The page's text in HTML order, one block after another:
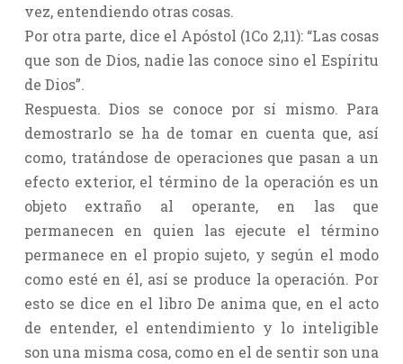
vez, entendiendo otras cosas.
Por otra parte, dice el Apóstol (1Co 2,11): “Las cosas
que son de Dios, nadie las conoce sino el Espíritu
de Dios”.
Respuesta. Dios se conoce por sí mismo. Para
demostrarlo se ha de tomar en cuenta que, así
como, tratándose de operaciones que pasan a un
efecto exterior, el término de la operación es un
objeto extraño al operante, en las que
permanecen en quien las ejecute el término
permanece en el propio sujeto, y según el modo
como esté en él, así se produce la operación. Por
esto se dice en el libro De anima que, en el acto
de entender, el entendimiento y lo inteligible
son una misma cosa, como en el de sentir son una